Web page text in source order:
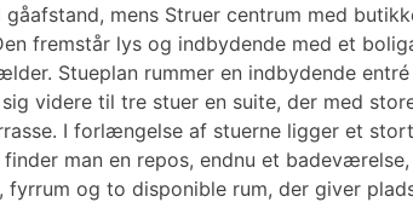
mens Struer centrum med
fremstår lys og indbydende med et
Stueplan rummer en indbydende
videre til tre stuer en suite, der med
I forlængelse af stuerne ligger et
man en repos, endnu et
og to disponible rum, der giver